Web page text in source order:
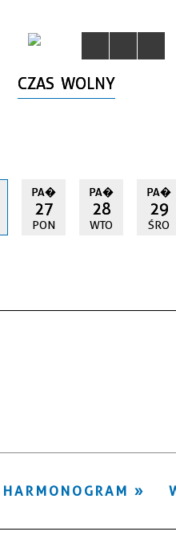
CZAS WOLNY
PA�
27
PON
PA�
28
WTO
PA�
29
ŚRO
HARMONOGRAM